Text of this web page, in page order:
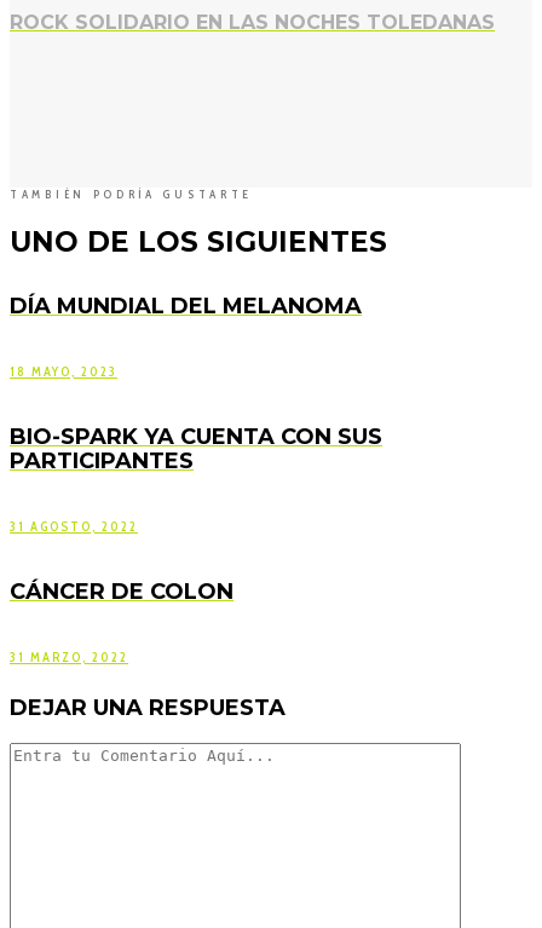
ROCK SOLIDARIO EN LAS NOCHES TOLEDANAS
TAMBIÉN PODRÍA GUSTARTE
UNO DE LOS SIGUIENTES
DÍA MUNDIAL DEL MELANOMA
18 MAYO, 2023
BIO-SPARK YA CUENTA CON SUS
PARTICIPANTES
31 AGOSTO, 2022
CÁNCER DE COLON
31 MARZO, 2022
DEJAR UNA RESPUESTA